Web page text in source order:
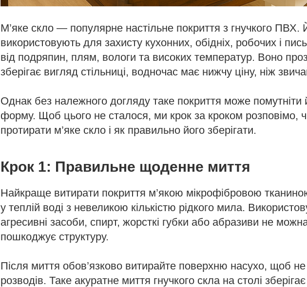
М’яке скло — популярне настільне покриття з гнучкого ПВХ.
використовують для захисту кухонних, обідніх, робочих і
від подряпин, плям, вологи та високих температур. Воно
зберігає вигляд стільниці, водночас має нижчу ціну, ніж
Однак без належного догляду таке покриття може помутніти
форму. Щоб цього не сталося, ми крок за кроком розповімо,
протирати м’яке скло і як правильно його зберігати.
Крок 1: Правильне щоденне миття
Найкраще витирати покриття м’якою мікрофібровою
у теплій воді з невеликою кількістю рідкого мила.
агресивні засоби, спирт, жорсткі губки або абразиви не
пошкоджує структуру.
Після миття обов’язково витирайте поверхню насухо, щоб
розводів. Таке акуратне миття гнучкого скла на столі